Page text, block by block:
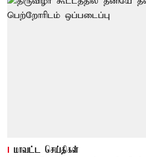
மாவட்ட செய்திகள்